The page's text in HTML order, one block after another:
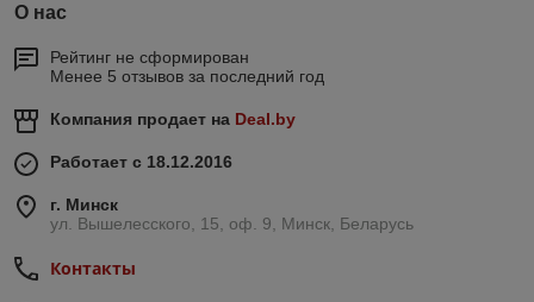
О нас
Рейтинг не сформирован
Менее 5 отзывов за последний год
Компания продает на Deal.by
Работает с 18.12.2016
г. Минск
ул. Вышелесского, 15, оф. 9, Минск, Беларусь
Контакты